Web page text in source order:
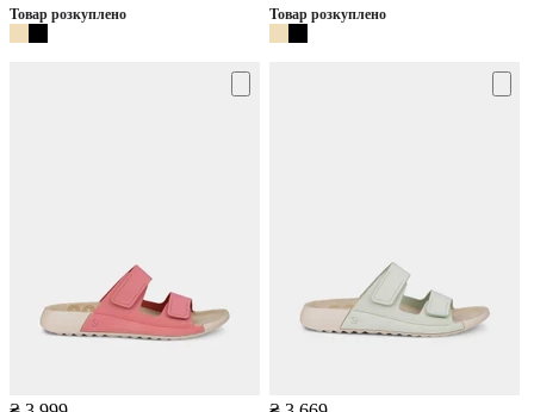
Товар розкуплено Товар розкуплено